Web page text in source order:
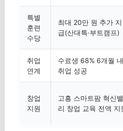
특별
훈련
수당
최대 20만 원 추가 지
급(산대특·부트캠프)
취업
연계
수료생 68% 6개월 내
취업 성공
창업
지원
고흥 스마트팜 혁신밸
리 창업 교육 전액 지